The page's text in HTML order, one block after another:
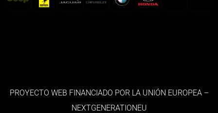
PROYECTO WEB FINANCIADO POR LA UNIÓN EUROPEA –
NEXTGENERATIONEU